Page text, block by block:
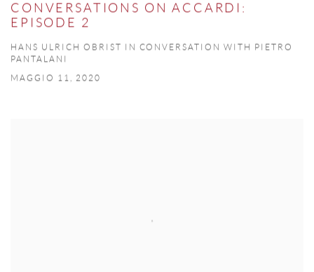
CONVERSATIONS ON ACCARDI:
EPISODE 2
HANS ULRICH OBRIST IN CONVERSATION WITH PIETRO
PANTALANI
MAGGIO 11, 2020